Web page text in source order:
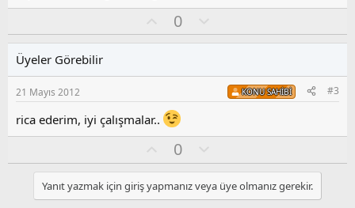
y
0
l
s
u
o
l
a
Üyeler Görebilir
21 Mayıs 2012 KONU SAHIBI #3
rica ederim, iyi çalışmalar..
y
l
a
0
l
u
m
Yanıt yazmak için giriş yapmanız veya üye olmanız gerekir.